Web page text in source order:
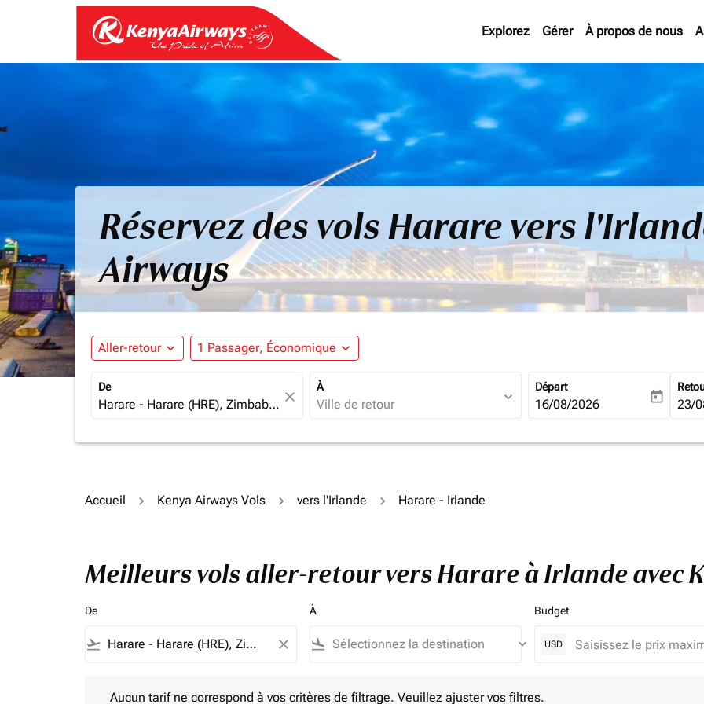
Explorez Gérer À propos de nous
Réservez des vols Harare vers
Airways
Aller-retour expand_more 1 Passager, Économique expand_more
De
close
À
expand_more
Départ
fc-booking-departure-date-
16/08/2026 today fc-
23/
Accueil Kenya Airways Vols vers l'Irlande Harare - Irlande
Meilleurs vols aller-retour vers Harare à Irlande avec
De
flight_takeoff close
À
flight_land keyboard_arrow_down
Budget
USD
Aucun tarif ne correspond à vos critères de filtrage. Veuillez ajuster vos filtres.